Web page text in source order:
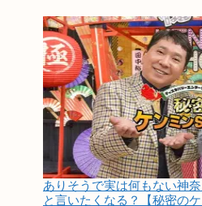
ありそうで実は何もない神
と言いたくなる？【秘密のケ